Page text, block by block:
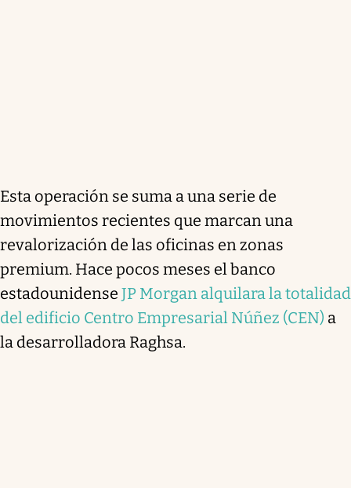
Esta operación se suma a una serie de
movimientos recientes que marcan una
revalorización de las oficinas en zonas
premium. Hace pocos meses el banco
estadounidense JP Morgan alquilara la totalidad
del edificio Centro Empresarial Núñez (CEN) a
la desarrolladora Raghsa.